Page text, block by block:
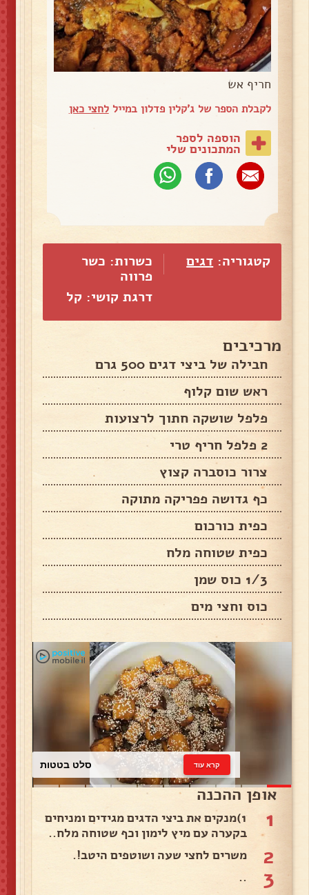
חריף אש
לקבלת הספר של ג'קלין פדלון במייללחצי כאן
הוספה לספר
המתכונים שלי
קטגוריה: דגים
כשרות: כשר
פרווה
דרגת קושי: קל
מרכיבים
חבילה של ביצי דגים 500 גרם
ראש שום קלוף
פלפל שושקה חתוך לרצועות
2 פלפל חריף טרי
צרור כוסברה קצוץ
כף גדושה פפריקה מתוקה
כפית כורכום
כפית שטוחה מלח
1/3 כוס שמן
כוס וחצי מים
כרוב לבן קרא עוד
אופן ההכנה
1
1)מנקים את ביצי הדגים מגידים ומניחים
בקערה עם מיץ לימון וכף שטוחה מלח..
2 משרים לחצי שעה ושוטפים היטב!.
3
..